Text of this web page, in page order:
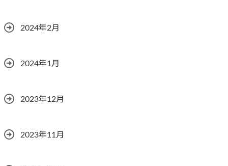
2024年2月
2024年1月
2023年12月
2023年11月